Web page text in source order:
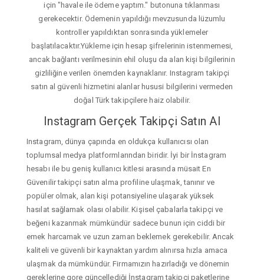
için "havale ile ödeme yaptım." butonuna tıklanması
gerekecektir. Ödemenin yapıldığı mevzusunda lüzumlu
kontroller yapıldıktan sonrasında yüklemeler
başlatılacaktır.Yükleme için hesap şifrelerinin istenmemesi,
ancak bağlantı verilmesinin ehil oluşu da alan kişi bilgilerinin
gizliliğine verilen önemden kaynaklanır. Instagram takipçi
satın al güvenli hizmetini alanlar hususi bilgilerini vermeden
doğal Türk takipçilere haiz olabilir.
Instagram Gerçek Takipçi Satın Al
Instagram, dünya çapında en oldukça kullanıcısı olan
toplumsal medya platformlarından biridir. İyi bir İnstagram
hesabı ile bu geniş kullanıcı kitlesi arasında müsait En
Güvenilir takipçi satın alma profiline ulaşmak, tanınır ve
popüler olmak, alan kişi potansiyeline ulaşarak yüksek
hasılat sağlamak olası olabilir. Kişisel çabalarla takipçi ve
beğeni kazanmak mümkündür sadece bunun için ciddi bir
emek harcamak ve uzun zaman beklemek gerekebilir. Ancak
kaliteli ve güvenli bir kaynaktan yardım alınırsa hızla amaca
ulaşmak da mümkündür. Firmamızın hazırladığı ve dönemin
gereklerine gore güncellediği İnstagram takipçi paketlerine